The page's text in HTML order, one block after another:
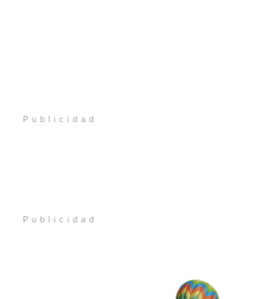
Publicidad
Publicidad